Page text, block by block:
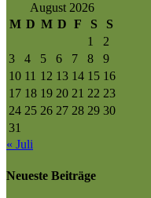
August 2026
M D M D F S
S
1
2
3
4 5 6 7 8
9
10 11 12 13 14 15 16
17 18 19 20 21 22 23
24 25 26 27 28 29 30
31
« Juli
Neueste Beiträge